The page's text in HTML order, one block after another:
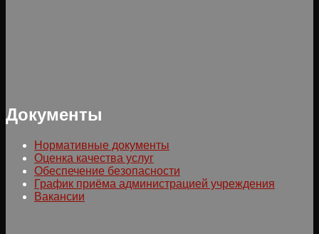
Документы
Нормативные документы
Оценка качества услуг
Обеспечение безопасности
График приёма администрацией учреждения
Вакансии